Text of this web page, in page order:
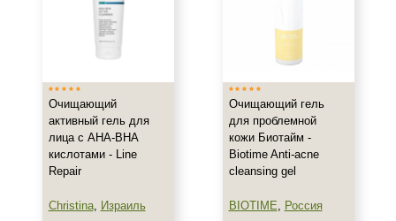
Область применения
Веки
Декольте
Лицо
Очищающий
активный гель для
лица с AHA-BHA
кислотами - Line
Repair
Christina, Израиль
Очищающий гель
для проблемной
кожи Биотайм -
Biotime Anti-acne
cleansing gel
BIOTIME, Россия